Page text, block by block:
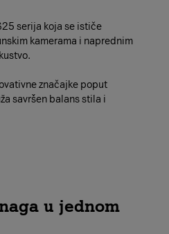
serija koja se ističe
kamerama i naprednim
značajke poput
savršen balans stila i
u jednom